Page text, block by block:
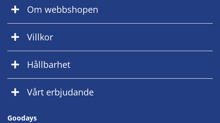
Om webbshopen
Villkor
Hållbarhet
Vårt erbjudande
Goodays